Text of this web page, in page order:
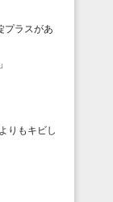
プラスがあ
」
りもキビし